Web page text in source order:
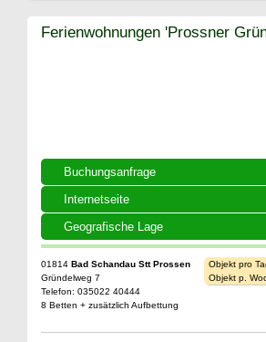
Buchungsanfrage
Internetseite
Geografische Lage
Ferienwohnungen 'Prossner
01814 Bad Schandau Stt Prossen
Gründelweg 7
Telefon: 035022 40444
8 Betten + zusätzlich Aufbettung
Objekt pro
Objekt p.